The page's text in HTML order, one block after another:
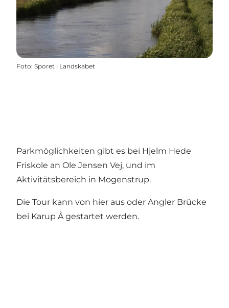
Foto: Sporet i Landskabet
Parkmöglichkeiten gibt es bei Hjelm Hede
Friskole an Ole Jensen Vej, und im
Aktivitätsbereich in Mogenstrup.
Die Tour kann von hier aus oder Angler Brücke
bei Karup Å gestartet werden.